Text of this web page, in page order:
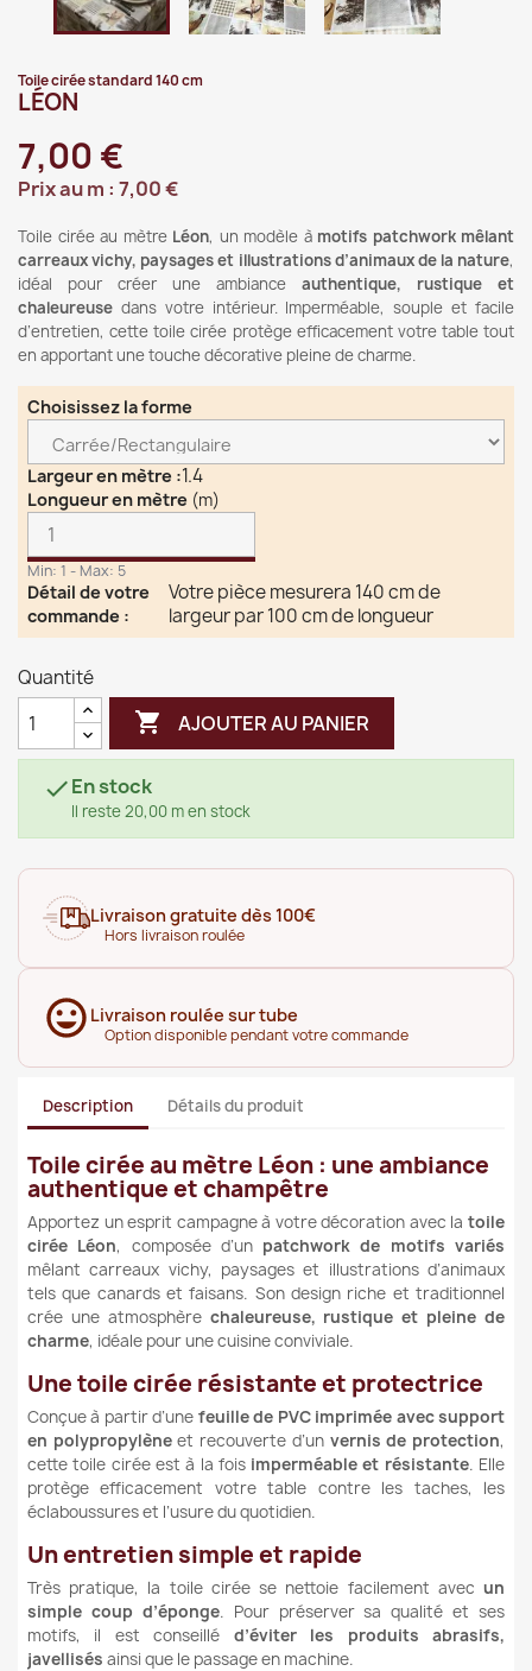
Toile cirée standard 140 cm
LÉON
7,00 €
Prix au m : 7,00 €
Toile cirée au mètre Léon, un modèle à motifs patchwork mêlant
carreaux vichy, paysages et illustrations d’animaux de la nature,
idéal pour créer une ambiance authentique, rustique et
chaleureuse dans votre intérieur. Imperméable, souple et facile
d’entretien, cette toile cirée protège efficacement votre table tout
en apportant une touche décorative pleine de charme.
Choisissez la forme
Largeur en mètre :1.4
Longueur en mètre (m)
Min: 1 - Max: 5
Détail de votre
commande :
Votre pièce mesurera 140 cm de
largeur par 100 cm de longueur
Quantité
 AJOUTER AU PANIER
En stock
Il reste 20,00 m en stock
Livraison gratuite dès 100€
Hors livraison roulée
Livraison roulée sur tube
Option disponible pendant votre commande
Description Détails du produit
Toile cirée au mètre Léon : une ambiance
authentique et champêtre
Apportez un esprit campagne à votre décoration avec la toile
cirée Léon, composée d’un patchwork de motifs variés
mêlant carreaux vichy, paysages et illustrations d’animaux
tels que canards et faisans. Son design riche et traditionnel
crée une atmosphère chaleureuse, rustique et pleine de
charme, idéale pour une cuisine conviviale.
Une toile cirée résistante et protectrice
Conçue à partir d’une feuille de PVC imprimée avec support
en polypropylèneet recouverte d’un vernis de protection,
cette toile cirée est à la fois imperméable et résistante. Elle
protège efficacement votre table contre les taches, les
éclaboussures et l’usure du quotidien.
Un entretien simple et rapide
Très pratique, la toile cirée se nettoie facilement avec un
simple coup d’éponge. Pour préserver sa qualité et ses
motifs, il est conseillé d’éviter les produits abrasifs,
javellisés ainsi que le passage en machine.